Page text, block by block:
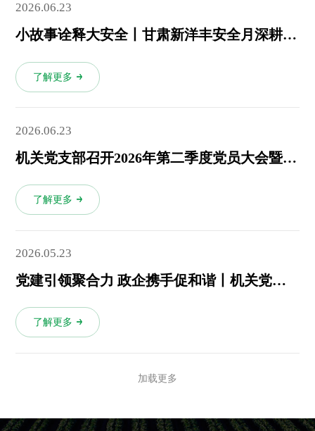
2026.06.23
小故事诠释大安全丨甘肃新洋丰安全月深耕现场守底线
了解更多
2026.06.23
机关党支部召开2026年第二季度党员大会暨组织生活会
了解更多
2026.05.23
党建引领聚合力 政企携手促和谐丨机关党支部联合东宝区人社局开展联学联建活动
了解更多
加载更多